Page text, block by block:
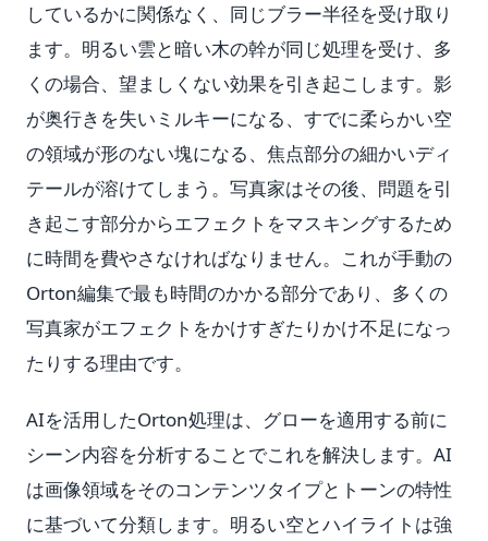
しているかに関係なく、同じブラー半径を受け取り
ます。明るい雲と暗い木の幹が同じ処理を受け、多
くの場合、望ましくない効果を引き起こします。影
が奥行きを失いミルキーになる、すでに柔らかい空
の領域が形のない塊になる、焦点部分の細かいディ
テールが溶けてしまう。写真家はその後、問題を引
き起こす部分からエフェクトをマスキングするため
に時間を費やさなければなりません。これが手動の
Orton編集で最も時間のかかる部分であり、多くの
写真家がエフェクトをかけすぎたりかけ不足になっ
たりする理由です。
AIを活用したOrton処理は、グローを適用する前に
シーン内容を分析することでこれを解決します。AI
は画像領域をそのコンテンツタイプとトーンの特性
に基づいて分類します。明るい空とハイライトは強